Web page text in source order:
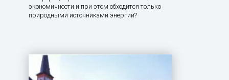
экономичности и при этом обходится только
природными источниками энергии?